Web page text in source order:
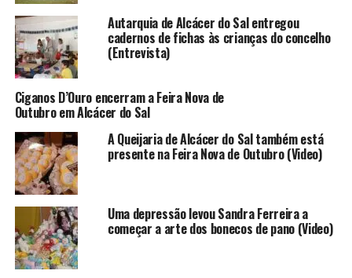
Autarquia de Alcácer do Sal entregou
cadernos de fichas às crianças do concelho
(Entrevista)
Ciganos D’Ouro encerram a Feira Nova de
Outubro em Alcácer do Sal
A Queijaria de Alcácer do Sal também está
presente na Feira Nova de Outubro (Video)
Uma depressão levou Sandra Ferreira a
começar a arte dos bonecos de pano (Video)